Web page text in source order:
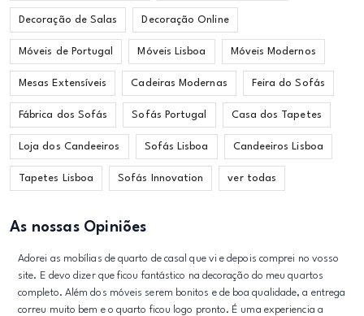
Decoração de Salas Decoração Online
Móveis de Portugal Móveis Lisboa Móveis Modernos
Mesas Extensíveis Cadeiras Modernas Feira do Sofás
Fábrica dos Sofás Sofás Portugal Casa dos Tapetes
Loja dos Candeeiros Sofás Lisboa Candeeiros Lisboa
Tapetes Lisboa Sofás Innovation ver todas
As nossas Opiniões
Adorei as mobílias de quarto de casal que vi e depois comprei no vosso
site. E devo dizer que ficou fantástico na decoração do meu quartos
completo. Além dos móveis serem bonitos e de boa qualidade, a entrega
correu muito bem e o quarto ficou logo pronto. É uma experiencia a